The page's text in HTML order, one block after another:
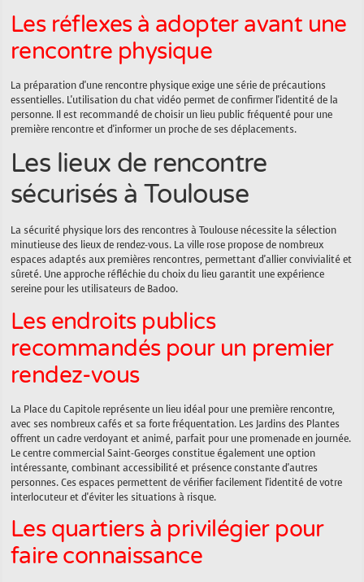
Les réflexes à adopter avant une
rencontre physique
La préparation d'une rencontre physique exige une série de précautions
essentielles. L'utilisation du chat vidéo permet de confirmer l'identité de la
personne. Il est recommandé de choisir un lieu public fréquenté pour une
première rencontre et d'informer un proche de ses déplacements.
Les lieux de rencontre
sécurisés à Toulouse
La sécurité physique lors des rencontres à Toulouse nécessite la sélection
minutieuse des lieux de rendez-vous. La ville rose propose de nombreux
espaces adaptés aux premières rencontres, permettant d'allier convivialité et
sûreté. Une approche réfléchie du choix du lieu garantit une expérience
sereine pour les utilisateurs de Badoo.
Les endroits publics
recommandés pour un premier
rendez-vous
La Place du Capitole représente un lieu idéal pour une première rencontre,
avec ses nombreux cafés et sa forte fréquentation. Les Jardins des Plantes
offrent un cadre verdoyant et animé, parfait pour une promenade en journée.
Le centre commercial Saint-Georges constitue également une option
intéressante, combinant accessibilité et présence constante d'autres
personnes. Ces espaces permettent de vérifier facilement l'identité de votre
interlocuteur et d'éviter les situations à risque.
Les quartiers à privilégier pour
faire connaissance